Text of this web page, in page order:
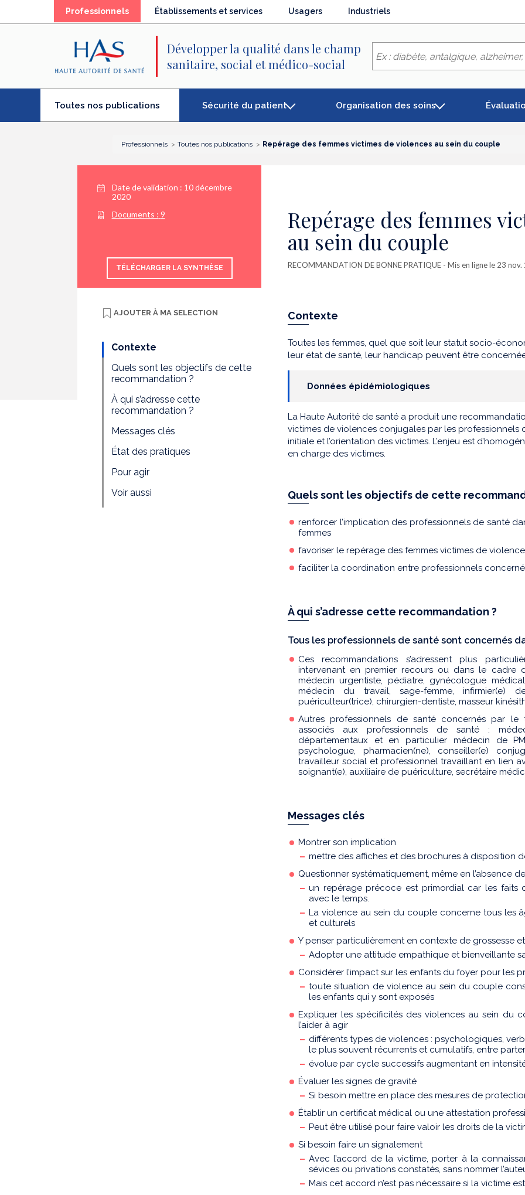
Professionnels(élémentÉtablissements et services Usagers Industriels
Développer la qualité dans le champ
sanitaire, social et médico-social
Toutes nos publications Sécurité du patient Organisation des soins
Professionnels Toutes nos publications Repérage des femmes victimes de violences au sein du couple
Date de validation : 10 décembre
2020
Documents : 9
TÉLÉCHARGER LA SYNTHÈSE
AJOUTER À MA SELECTION
Contexte
Quels sont les objectifs de cette
recommandation ?
À qui s’adresse cette
recommandation ?
Messages clés
État des pratiques
Pour agir
Voir aussi
Repérage des femmes
au sein du couple
RECOMMANDATION DE BONNE PRATIQUE - Mis en ligne le 23 nov.
Contexte
Toutes les femmes, quel que soit leur statut socio-
leur état de santé, leur handicap peuvent être
Données épidémiologiques
La Haute Autorité de santé a produit une
victimes de violences conjugales par les professionnels
initiale et l’orientation des victimes. L’enjeu est
en charge des victimes.
Quels sont les objectifs de cette
renforcer l’implication des professionnels de santé
femmes
favoriser le repérage des femmes victimes de
faciliter la coordination entre professionnels
À qui s’adresse cette recommandation ?
Tous les professionnels de santé sont concernés
Ces recommandations s’adressent plus
intervenant en premier recours ou dans le cadre
médecin urgentiste, pédiatre, gynécologue
médecin du travail, sage-femme, infirmier(e)
puériculteur(trice), chirurgien-dentiste, masseur
Autres professionnels de santé concernés par le
associés aux professionnels de santé :
départementaux et en particulier médecin de
psychologue, pharmacien(ne), conseiller(e)
travailleur social et professionnel travaillant en lien
soignant(e), auxiliaire de puériculture, secrétaire
Messages clés
Montrer son implication
mettre des affiches et des brochures à disposition
Questionner systématiquement, même en l’absence
un repérage précoce est primordial car les faits
avec le temps.
La violence au sein du couple concerne tous les
et culturels
Y penser particulièrement en contexte de grossesse
Adopter une attitude empathique et bienveillante
Considérer l’impact sur les enfants du foyer pour les
toute situation de violence au sein du couple
les enfants qui y sont exposés
Expliquer les spécificités des violences au sein du
l’aider à agir
différents types de violences : psychologiques,
le plus souvent récurrents et cumulatifs, entre
évolue par cycle successifs augmentant en
Évaluer les signes de gravité
Si besoin mettre en place des mesures de
Établir un certificat médical ou une attestation
Peut être utilisé pour faire valoir les droits de la
Si besoin faire un signalement
Avec l’accord de la victime, porter à la
sévices ou privations constatés, sans nommer
Mais cet accord n’est pas nécessaire si la victime